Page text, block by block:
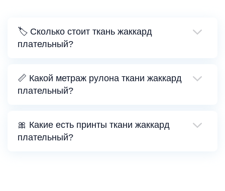
🏷️ Сколько стоит ткань жаккард
плательный?
📏 Какой метраж рулона ткани жаккард
плательный?
🎀 Какие есть принты ткани жаккард
плательный?